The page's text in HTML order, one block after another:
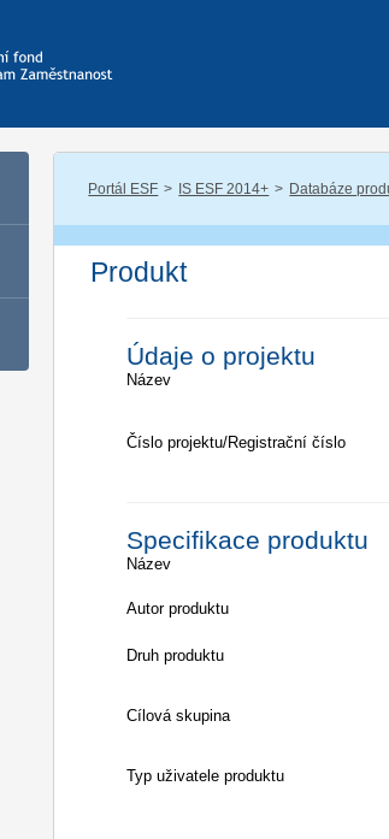
Portál ESF IS ESF 2014+ Databáze
Produkt
Údaje o projektu
Název
Číslo projektu/Registrační číslo
Specifikace produktu
Název
Autor produktu
Druh produktu
Cílová skupina
Typ uživatele produktu